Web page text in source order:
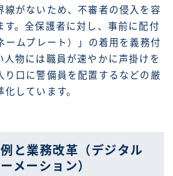
線がないため、不審者の侵入を容
す。全保護者に対し、事前に配付
ームプレート）」の着用を義務付
人物には職員が速やかに声掛けを
り口に警備員を配置するなどの厳
しています。
と業務改革（デジタル
メーション）